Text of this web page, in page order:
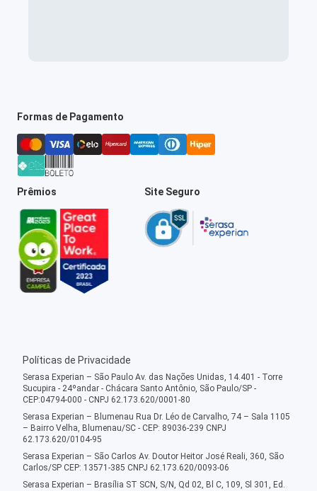
Formas de Pagamento
Prêmios Site Seguro
Políticas de Privacidade
Serasa Experian – São Paulo Av. das Nações Unidas, 14.401 - Torre
Sucupira - 24ºandar - Chácara Santo Antônio, São Paulo/SP -
CEP:04794-000 - CNPJ 62.173.620/0001-80
Serasa Experian – Blumenau Rua Dr. Léo de Carvalho, 74 – Sala 1105
– Bairro Velha, Blumenau/SC - CEP: 89036-239 CNPJ
62.173.620/0104-95
Serasa Experian – São Carlos Av. Doutor Heitor José Reali, 360, São
Carlos/SP CEP: 13571-385 CNPJ 62.173.620/0093-06
Serasa Experian – Brasília ST SCN, S/N, Qd 02, Bl C, 109, Sl 301, Ed.